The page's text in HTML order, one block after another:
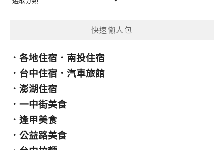
快速懶人包
． 各地住宿 ． 南投住宿
． 台中住宿 ． 汽車旅館
． 澎湖住宿
． 一中街美食
． 逢甲美食
． 公益路美食